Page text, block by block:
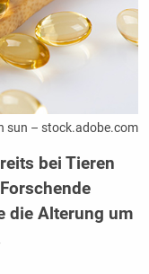
sun – stock.adobe.com
bei Tieren
die Alterung um